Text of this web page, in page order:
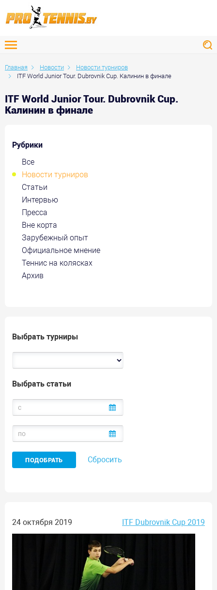
Главная Новости
Новости турниров
ITF World Junior Tour. Dubrovnik Cup. Калинин в финале
ITF World Junior Tour. Dubrovnik Cup.
Калинин в финале
Рубрики
Все
Новости турниров
Статьи
Интервью
Пресса
Вне корта
Зарубежный опыт
Официальное мнение
Теннис на колясках
Архив
Выбрать турниры
Выбрать статьи
Сбросить
24 октября 2019 ITF Dubrovnik Cup 2019